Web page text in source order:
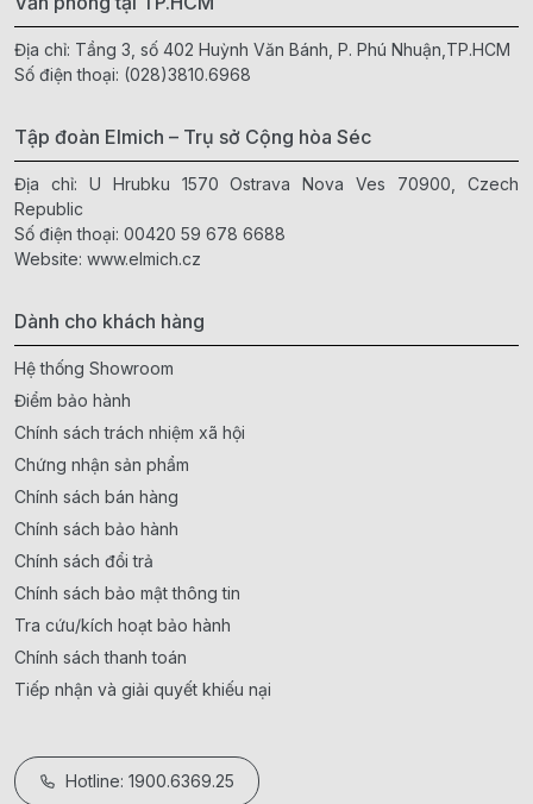
Địa chỉ: Tầng 3, số 402 Huỳnh Văn Bánh, P. Phú Nhuận,TP.HCM
Số điện thoại: (028)3810.6968
Tập đoàn Elmich – Trụ sở Cộng hòa Séc
Địa chỉ: U Hrubku 1570 Ostrava Nova Ves 70900, Czech
Republic
Số điện thoại: 00420 59 678 6688
Website: www.elmich.cz
Dành cho khách hàng
Hệ thống Showroom
Điểm bảo hành
Chính sách trách nhiệm xã hội
Chứng nhận sản phẩm
Chính sách bán hàng
Chính sách bảo hành
Chính sách đổi trả
Chính sách bảo mật thông tin
Tra cứu/kích hoạt bảo hành
Chính sách thanh toán
Tiếp nhận và giải quyết khiếu nại
Hotline: 1900.6369.25